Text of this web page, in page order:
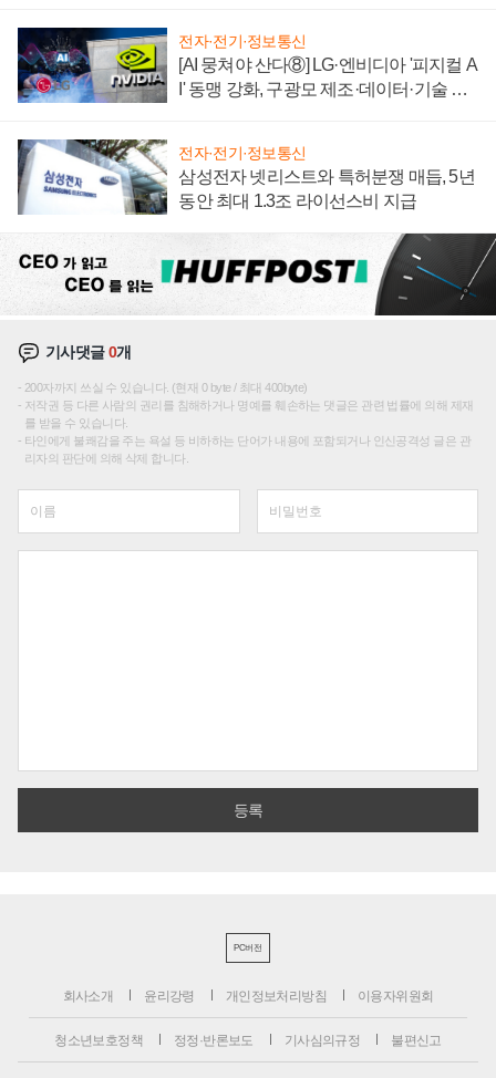
전자·전기·정보통신
[AI 뭉쳐야 산다⑧] LG·엔비디아 '피지컬 A
I' 동맹 강화, 구광모 제조·데이터·기술 결
전자·전기·정보통신
삼성전자 넷리스트와 특허분쟁 매듭, 5년
동안 최대 1.3조 라이선스비 지급
기사댓글0개
200자까지 쓰실 수 있습니다. (현재 0 byte / 최대 400byte)
저작권 등 다른 사람의 권리를 침해하거나 명예를 훼손하는 댓글은 관련 법률에 의해 제재
를 받을 수 있습니다.
타인에게 불쾌감을 주는 욕설 등 비하하는 단어가 내용에 포함되거나 인신공격성 글은 관
리자의 판단에 의해 삭제 합니다.
PC버전
회사소개 윤리강령 개인정보처리방침 이용자위원회
청소년보호정책 정정·반론보도 기사심의규정 불편신고